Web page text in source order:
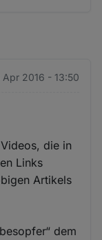
Apr 2016 - 13:50
die in
Links
Artikels
dem